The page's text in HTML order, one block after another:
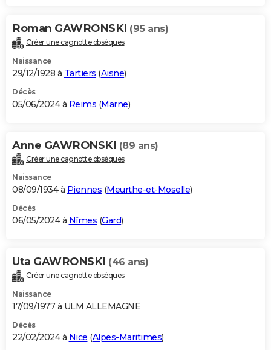
Roman GAWRONSKI (95 ans)
Créer une cagnotte obsèques
Naissance
29/12/1928 à Tartiers (Aisne)
Décès
05/06/2024 à Reims (Marne)
Anne GAWRONSKI (89 ans)
Créer une cagnotte obsèques
Naissance
08/09/1934 à Piennes (Meurthe-et-Moselle)
Décès
06/05/2024 à Nîmes (Gard)
Uta GAWRONSKI (46 ans)
Créer une cagnotte obsèques
Naissance
17/09/1977 à ULM ALLEMAGNE
Décès
22/02/2024 à Nice (Alpes-Maritimes)